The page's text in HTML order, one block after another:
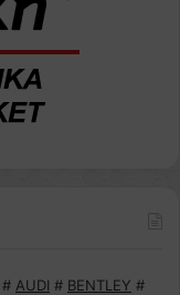
# AUDI # BENTLEY #